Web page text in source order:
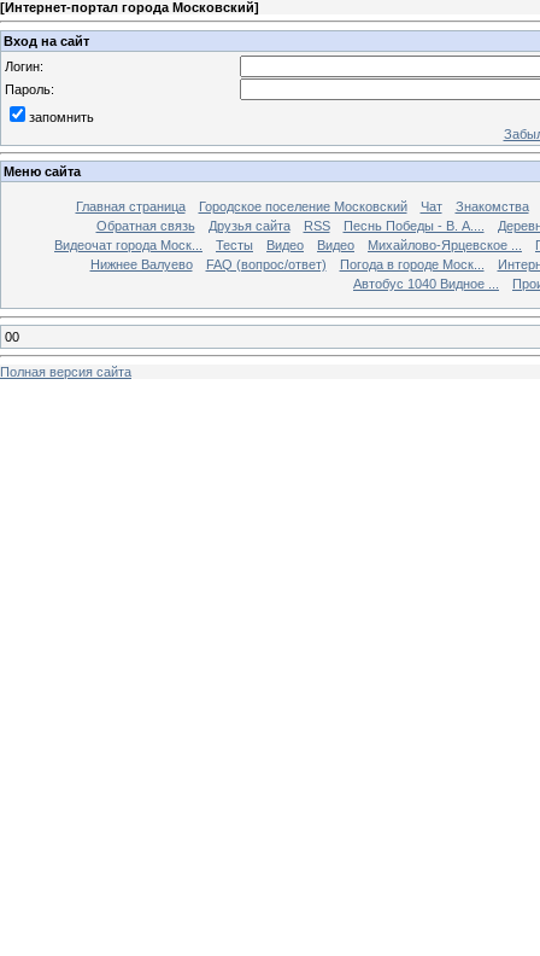
[Интернет-портал города Московский]
Вход на сайт
Логин:
Пароль:
запомнить
Меню сайта
Главная страница Городское поселение Московский Чат
Знакомства
Обратная связь
Друзья сайта RSS Песнь Победы - В. А....
Видеочат города Моск...
Тесты Видео Видео Михайлово-Ярцевское ...
Нижнее Валуево
FAQ (вопрос/ответ) Погода в городе Моск...
Автобус 1040 Видное ...
00
Полная версия сайта